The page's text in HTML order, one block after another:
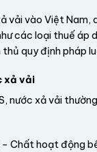
vải vào Việt Nam,
các loại thuế áp
quy định pháp
xả vải
nước xả vải
– Chất hoạt động